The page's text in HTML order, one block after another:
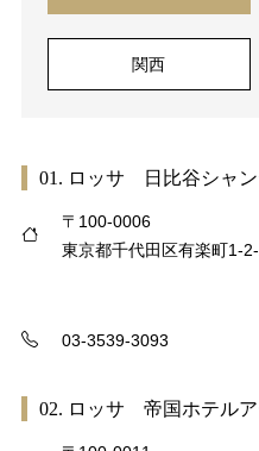
関西
01. ロッサ 日比谷シャ
〒100-0006
東京都千代田区有楽町1-
03-3539-3093
02. ロッサ 帝国ホテル